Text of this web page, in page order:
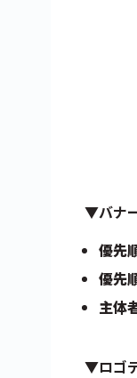
▼バナ
優先
優先
主体
▼ロゴ